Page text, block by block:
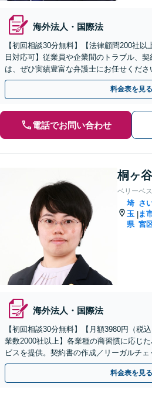
海外法人・国際法
【初回相談30分無料】【法律顧問200社
日対応可】従業員や企業間のトラブル、
は、ぜひ実績豊富な弁護士にお任せくだ
子契約に対応】
料金表を見る
電話でお問い合わせ
桐ヶ
ベリーベ
埼
玉
県
|
さ
ま
宮
海外法人・国際法
【初回相談30分無料】【月額3980円（税
業数2000社以上】各業種の商習慣に応じ
ビスを提供。契約書の作成／リーガルチ
的財産等、お任せください【他士業連携可
料金表を見る